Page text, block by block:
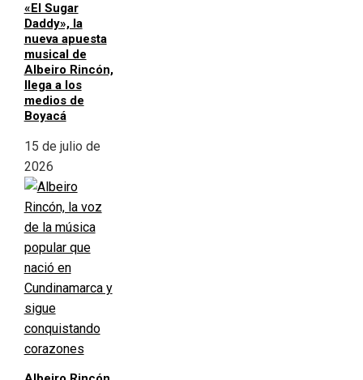
«El Sugar
Daddy», la
nueva apuesta
musical de
Albeiro Rincón,
llega a los
medios de
Boyacá
15 de julio de
2026